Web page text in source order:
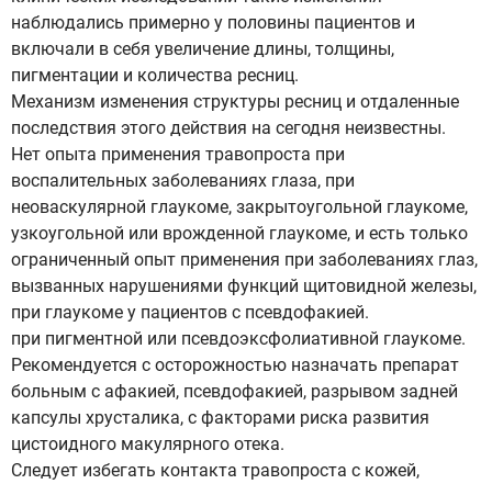
наблюдались примерно у половины пациентов и
включали в себя увеличение длины, толщины,
пигментации и количества ресниц.
Механизм изменения структуры ресниц и отдаленные
последствия этого действия на сегодня неизвестны.
Нет опыта применения травопроста при
воспалительных заболеваниях глаза, при
неоваскулярной глаукоме, закрытоугольной глаукоме,
узкоугольной или врожденной глаукоме, и есть только
ограниченный опыт применения при заболеваниях глаз,
вызванных нарушениями функций щитовидной железы,
при глаукоме у пациентов с псевдофакией.
при пигментной или псевдоэксфолиативной глаукоме.
Рекомендуется с осторожностью назначать препарат
больным с афакией, псевдофакией, разрывом задней
капсулы хрусталика, с факторами риска развития
цистоидного макулярного отека.
Следует избегать контакта травопроста с кожей,